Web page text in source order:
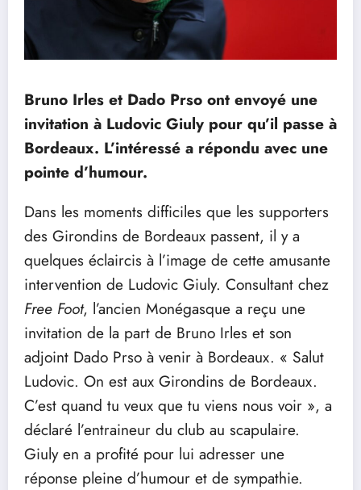
Bruno Irles et Dado Prso ont envoyé une
invitation à Ludovic Giuly pour qu’il passe à
Bordeaux. L’intéressé a répondu avec une
pointe d’humour.
Dans les moments difficiles que les supporters
des Girondins de Bordeaux passent, il y a
quelques éclaircis à l’image de cette amusante
intervention de Ludovic Giuly. Consultant chez
Free Foot, l’ancien Monégasque a reçu une
invitation de la part de Bruno Irles et son
adjoint Dado Prso à venir à Bordeaux. « Salut
Ludovic. On est aux Girondins de Bordeaux.
C’est quand tu veux que tu viens nous voir », a
déclaré l’entraineur du club au scapulaire.
Giuly en a profité pour lui adresser une
réponse pleine d’humour et de sympathie.